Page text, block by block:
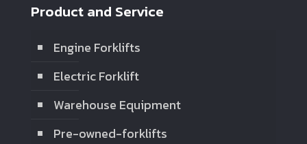
Product and Service
Engine Forklifts
Electric Forklift
Warehouse Equipment
Pre-owned-forklifts